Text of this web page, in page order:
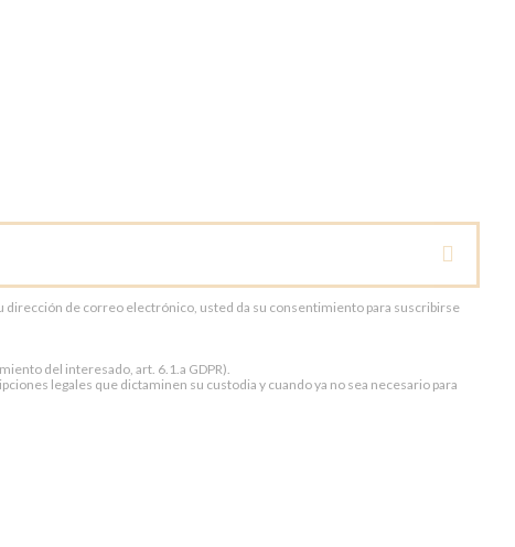
dirección de correo electrónico, usted da su consentimiento para suscribirse
del interesado, art. 6.1.a GDPR).
legales que dictaminen su custodia y cuando ya no sea necesario para